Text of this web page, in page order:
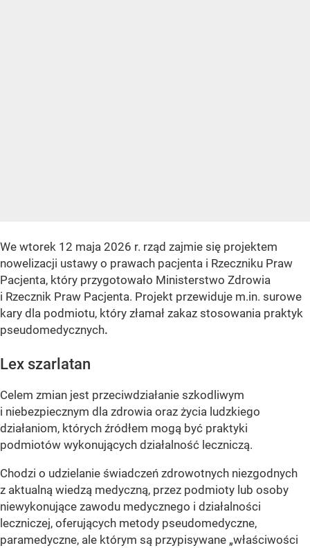
We wtorek 12 maja 2026 r. rząd zajmie się projektem
nowelizacji ustawy o prawach pacjenta i Rzeczniku Praw
Pacjenta, który przygotowało Ministerstwo Zdrowia
i Rzecznik Praw Pacjenta. Projekt przewiduje m.in. surowe
kary dla podmiotu, który złamał zakaz stosowania praktyk
pseudomedycznych.
Lex szarlatan
Celem zmian jest przeciwdziałanie szkodliwym
i niebezpiecznym dla zdrowia oraz życia ludzkiego
działaniom, których źródłem mogą być praktyki
podmiotów wykonujących działalność leczniczą.
Chodzi o udzielanie świadczeń zdrowotnych niezgodnych
z aktualną wiedzą medyczną, przez podmioty lub osoby
niewykonujące zawodu medycznego i działalności
leczniczej, oferujących metody pseudomedyczne,
paramedyczne, ale którym są przypisywane „właściwości